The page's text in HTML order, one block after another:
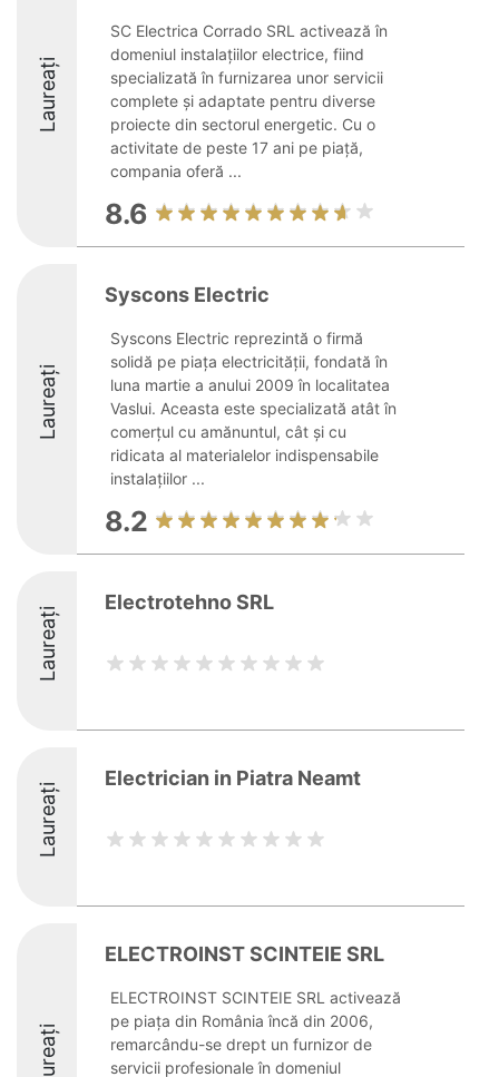
Laureați
SC Electrica Corrado SRL activează în
domeniul instalațiilor electrice, fiind
specializată în furnizarea unor servicii
complete și adaptate pentru diverse
proiecte din sectorul energetic. Cu o
activitate de peste 17 ani pe piață,
compania oferă ...
8.6
Laureați
Syscons Electric
Syscons Electric reprezintă o firmă
solidă pe piața electricității, fondată în
luna martie a anului 2009 în localitatea
Vaslui. Aceasta este specializată atât în
comerțul cu amănuntul, cât și cu
ridicata al materialelor indispensabile
instalațiilor ...
8.2
Laureați
Electrotehno SRL
Laureați
Electrician in Piatra Neamt
Laureați
ELECTROINST SCINTEIE SRL
ELECTROINST SCINTEIE SRL activează
pe piața din România încă din 2006,
remarcându-se drept un furnizor de
servicii profesionale în domeniul